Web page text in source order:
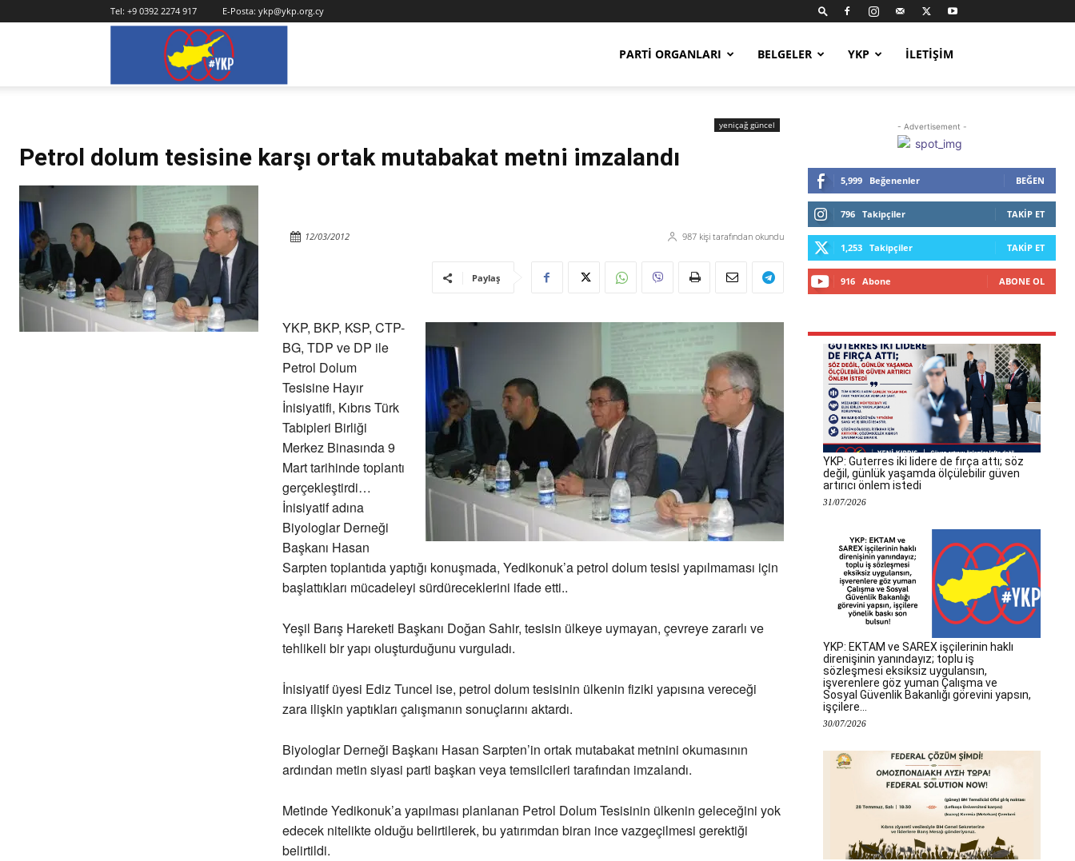
Tel: +9 0392 2274 917 E-Posta: ykp@ykp.org.cy
PARTI ORGANLARI BELGELER YKP İLETIŞIM
yeniçağ güncel
Petrol dolum tesisine karşı ortak mutabakat metni imzalandı
987kişi tarafından okundu
12/03/2012
Paylaş
YKP, BKP, KSP, CTP-
BG, TDP ve DP ile
Petrol Dolum
Tesisine Hayır
İnisiyatifi, Kıbrıs Türk
Tabipleri Birliği
Merkez Binasında 9
Mart tarihinde toplantı
gerçekleştirdi…
İnisiyatif adına
Biyologlar Derneği
Başkanı Hasan
Sarpten toplantıda yaptığı konuşmada, Yedikonuk’a petrol dolum tesisi yapılmaması için
başlattıkları mücadeleyi sürdüreceklerini ifade etti..
Yeşil Barış Hareketi Başkanı Doğan Sahir, tesisin ülkeye uymayan, çevreye zararlı ve
tehlikeli bir yapı oluşturduğunu vurguladı.
İnisiyatif üyesi Ediz Tuncel ise, petrol dolum tesisinin ülkenin fiziki yapısına vereceği
zara ilişkin yaptıkları çalışmanın sonuçlarını aktardı.
Biyologlar Derneği Başkanı Hasan Sarpten’in ortak mutabakat metnini okumasının
ardından metin siyasi parti başkan veya temsilcileri tarafından imzalandı.
Metinde Yedikonuk’a yapılması planlanan Petrol Dolum Tesisinin ülkenin geleceğini yok
edecek nitelikte olduğu belirtilerek, bu yatırımdan biran ince vazgeçilmesi gerektiği
belirtildi.
- Advertisement -
5,999 Beğenenler BEĞEN
796 Takipçiler TAKIP ET
1,253 Takipçiler TAKIP ET
916 Abone ABONE OL
YKP: Guterres iki lidere de fırça attı; söz
değil, günlük yaşamda ölçülebilir güven
artırıcı önlem istedi
31/07/2026
YKP: EKTAM ve SAREX işçilerinin haklı
direnişinin yanındayız; toplu iş
sözleşmesi eksiksiz uygulansın,
işverenlere göz yuman Çalışma ve
Sosyal Güvenlik Bakanlığı görevini yapsın,
işçilere...
30/07/2026